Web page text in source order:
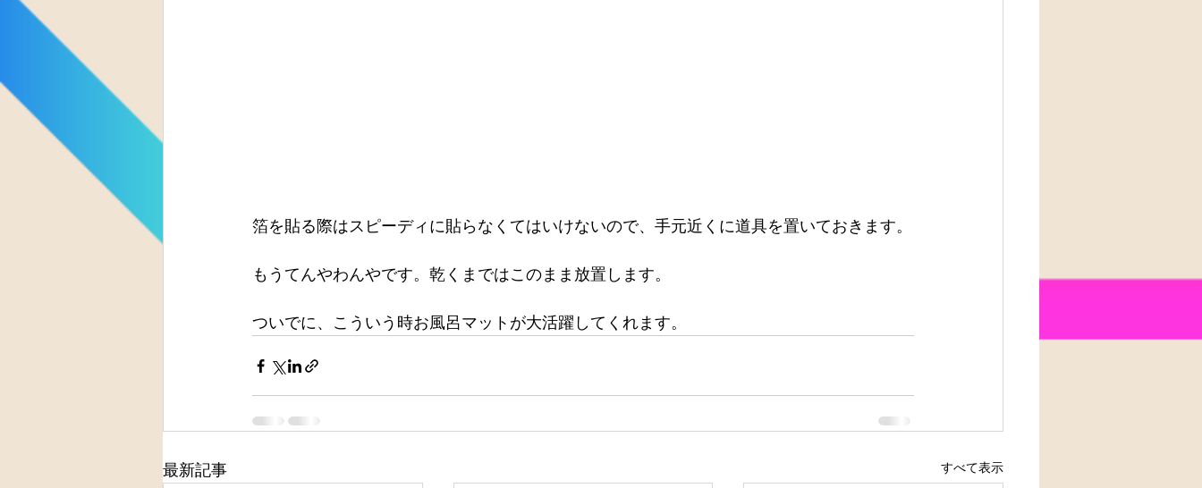
箔を貼る際はスピーディに貼らなくてはいけないので、手元近くに道具を置いておきます。
もうてんやわんやです。乾くまではこのまま放置します。
ついでに、こういう時お風呂マットが大活躍してくれます。
最新記事 すべて表示